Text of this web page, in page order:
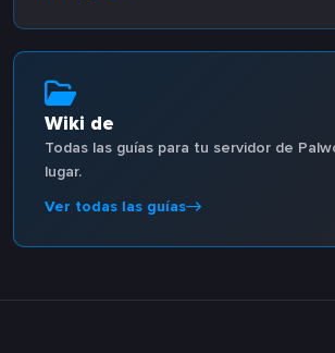
Wiki de
Todas las guías para tu servidor de
lugar.
Ver todas las guías